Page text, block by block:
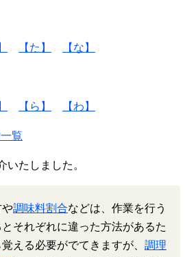
【た】 【な】
【ら】 【わ】
覧
いたしました。
や調味料割合などは、作業を行う
それぞれに違った方法があるた
える必要がでてきますが、 調理